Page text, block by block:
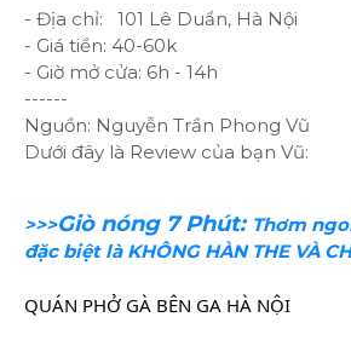
- Địa chỉ: 101 Lê Duẩn, Hà Nội
- Giá tiền: 40-60k
- Giờ mở cửa: 6h - 14h
------
Nguồn: Nguyễn Trần Phong Vũ
Dưới đây là Review của bạn Vũ:
>>>Giò nóng 7 Phút: Thơm
đặc biệt là KHÔNG HÀN THE VÀ
QUÁN PHỞ GÀ BÊN GA HÀ NỘI